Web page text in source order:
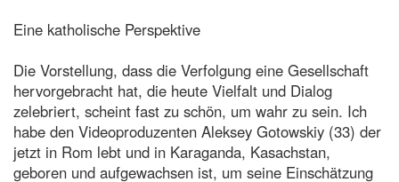
Eine katholische Perspektive
Die Vorstellung, dass die Verfolgung eine Gesellschaft
hervorgebracht hat, die heute Vielfalt und Dialog
zelebriert, scheint fast zu schön, um wahr zu sein. Ich
habe den Videoproduzenten Aleksey Gotowskiy (33) der
jetzt in Rom lebt und in Karaganda, Kasachstan,
geboren und aufgewachsen ist, um seine Einschätzung